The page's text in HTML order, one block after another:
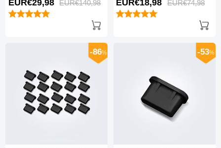
Apple iPhone 15 Plus Noir
EUR€29,98 EUR€140,98
Apple iPhone 15 Plus
Blanc
EUR€18,98 EUR€74,98
-86% -53%